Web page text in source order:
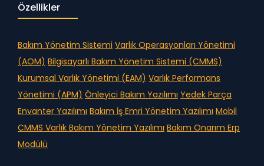
Özellikler
Bakım Yönetim Sistemi Varlık Operasyonları Yönetimi
(AOM) Bilgisayarlı Bakım Yönetim Sistemi (CMMS)
Kurumsal Varlık Yönetimi (EAM) Varlık Performans
Yönetimi (APM) Önleyici Bakım Yazılımı Yedek Parça
Envanter Yazılımı Bakım İş Emri Yönetim Yazılımı Mobil
CMMS Varlık Bakım Yönetim Yazılımı Bakım Onarım Erp
Modülü